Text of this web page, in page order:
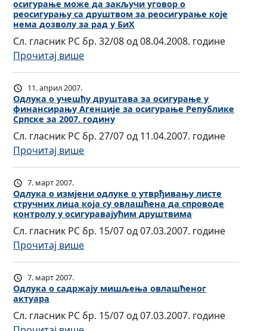
о
б
л
и
к
у
л
у
ж
е
л
е
г
и
т
м
ц
и
н
у
к
о
и
ш
ћ
е
њ
а
д
р
е
и
о
б
у
к
а
о
е
е
к
т
р
о
н
к
о
м
д
о
с
а
љ
осигурање може да закључи уговор о
реосигурању са друштвом за реосигурање које
нема дозволу за рад у БиХ
Сл. гласник РС бр. 32/08 од 08.04.2008. године
Прочитај више:
О
л
у
к
а
о
у
л
о
в
и
п
д
к
11. април 2007.
Одлука о учешћу друштава за осигурање у
финансирању Агенције за осигурање Републике
Српске за 2007. годину
Сл. гласник РС бр. 27/07 од 11.04.2007. године
Прочитај више:
О
л
у
к
а
о
у
е
ћ
7. март 2007.
Одлука о измјени одлуке о утврђивању листе
стручних лица која су овлашћена да спроводе
контролу у осигуравајућим друштвима
Сл. гласник РС бр. 15/07 од 07.03.2007. године
Прочитај више:
О
л
к
7. март 2007.
Одлука о садржају мишљења овлашћеног
актуара
Сл. гласник РС бр. 15/07 од 07.03.2007. године